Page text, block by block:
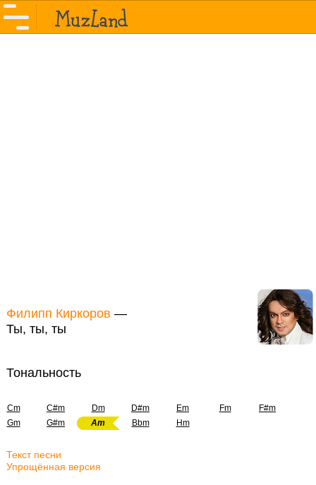
Филипп Киркоров —
Ты, ты, ты
Тональность
Cm C#m Dm D#m Em Fm
F#m
Gm
G#m Am Bbm Hm
Текст песни
Упрощённая версия